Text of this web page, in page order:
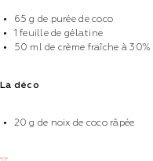
65 g de purée de coco
1 feuille de gélatine
50 ml de crème fraîche à 30%
La déco
20 g de noix de coco râpée